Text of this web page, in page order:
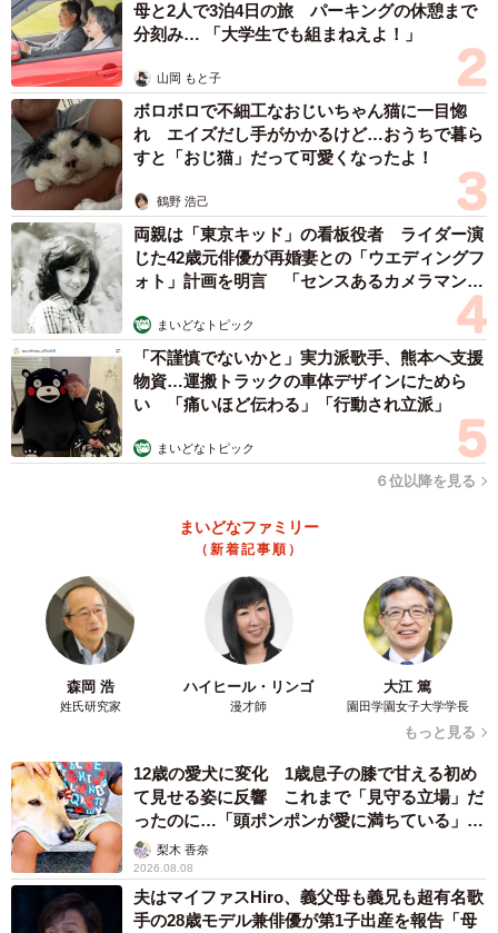
母と2人で3泊4日の旅 パーキングの休憩まで
分刻み… 「大学生でも組まねえよ！」
山岡 もと子
ボロボロで不細工なおじいちゃん猫に一目惚
れ エイズだし手がかかるけど…おうちで暮ら
すと「おじ猫」だって可愛くなったよ！
鶴野 浩己
両親は「東京キッド」の看板役者 ライダー演
じた42歳元俳優が再婚妻との「ウエディングフ
ォト」計画を明言 「センスあるカメラマン求
まいどなトピック
「不謹慎でないかと」実力派歌手、熊本へ支援
物資…運搬トラックの車体デザインにためら
い 「痛いほど伝わる」「行動され立派」
まいどなトピック
６位以降を見る
まいどなファミリー
（新着記事順）
森岡 浩
姓氏研究家
ハイヒール・リンゴ
漫才師
大江 篤
園田学園女子大学学長
もっと見る
12歳の愛犬に変化 1歳息子の膝で甘える初め
て見せる姿に反響 これまで「見守る立場」だ
ったのに…「頭ポンポンが愛に満ちている」
「尊…」
梨木 香奈
2026.08.08
夫はマイファスHiro、義父母も義兄も超有名歌
手の28歳モデル兼俳優が第1子出産を報告「母